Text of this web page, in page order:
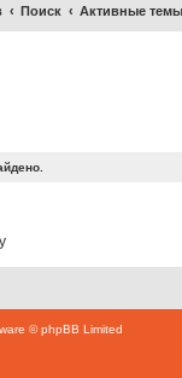
Поиск Активные темы
© phpBB Limited